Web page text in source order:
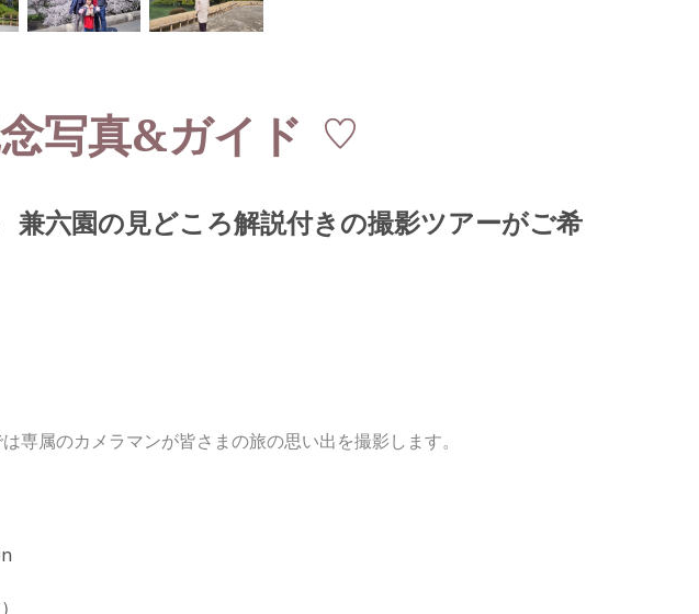
写真&ガイド
兼六園の見どころ解説付きの撮影ツアーがご希
属のカメラマンが皆さまの旅の思い出を撮影します。